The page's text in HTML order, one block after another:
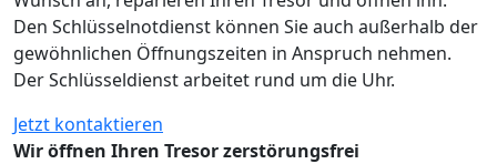
Den Schlüsselnotdienst können Sie auch außerhalb der
gewöhnlichen Öffnungszeiten in Anspruch nehmen.
Der Schlüsseldienst arbeitet rund um die Uhr.
Jetzt kontaktieren
Wir öffnen Ihren Tresor zerstörungsfrei